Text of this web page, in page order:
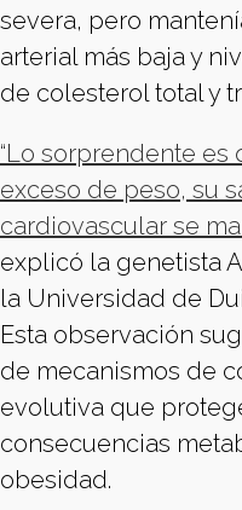
severa, pero
arterial más baja y
de colesterol total y
“Lo sorprendente es
exceso de peso, su
cardiovascular se
explicó la genetista
la Universidad de
Esta observación
de mecanismos de
evolutiva que
consecuencias
obesidad.